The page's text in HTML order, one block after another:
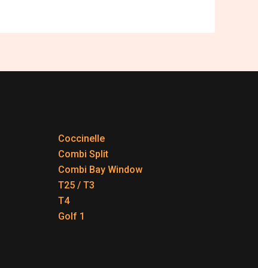
Coccinelle
Combi Split
Combi Bay Window
T25 / T3
T4
Golf 1